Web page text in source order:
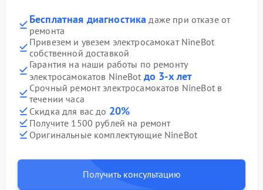
Бесплатная диагностика даже при отказе от
ремонта
Привезем и увезем электросамокат NineBot
собственной доставкой
Гарантия на наши работы по ремонту
электросамокатов NineBot до 3-х лет
Срочный ремонт электросамокатов NineBot в
течении часа
Скидка для вас до 20%
Получите 1500 рублей на ремонт
Оригинальные комплектующие NineBot
Получить консультацию